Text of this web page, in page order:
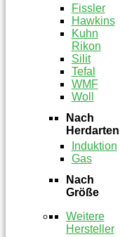
Fissler
Hawkins
Kuhn
Rikon
Silit
Tefal
WMF
Woll
Nach
Herdarten
Induktion
Gas
Nach
Größe
Weitere
Hersteller